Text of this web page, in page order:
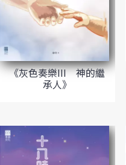
《灰色奏樂III 神的繼
承人》